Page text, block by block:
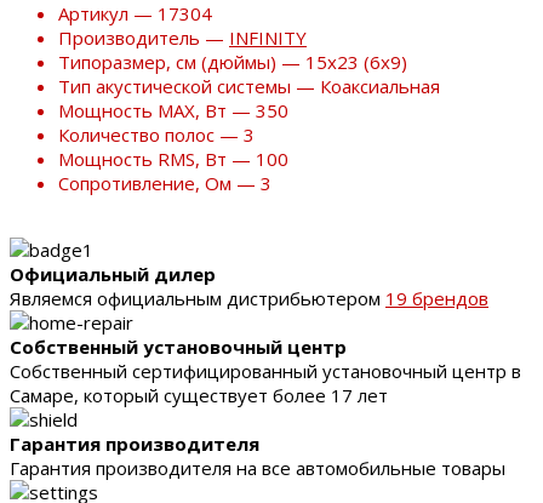
Артикул — 17304
Производитель — INFINITY
Типоразмер, см (дюймы) — 15х23 (6х9)
Тип акустической системы — Коаксиальная
Мощность MAX, Вт — 350
Количество полос — 3
Мощность RMS, Вт — 100
Сопротивление, Ом — 3
Официальный дилер
Являемся официальным дистрибьютером 19 брендов
Собственный установочный центр
Собственный сертифицированный установочный центр в
Самаре, который существует более 17 лет
Гарантия производителя
Гарантия производителя на все автомобильные товары